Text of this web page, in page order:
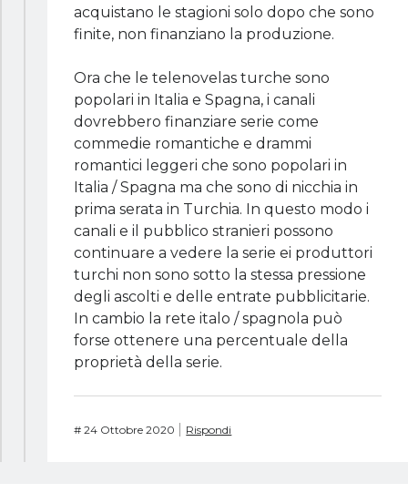
acquistano le stagioni solo dopo che sono
finite, non finanziano la produzione.
Ora che le telenovelas turche sono
popolari in Italia e Spagna, i canali
dovrebbero finanziare serie come
commedie romantiche e drammi
romantici leggeri che sono popolari in
Italia / Spagna ma che sono di nicchia in
prima serata in Turchia. In questo modo i
canali e il pubblico stranieri possono
continuare a vedere la serie ei produttori
turchi non sono sotto la stessa pressione
degli ascolti e delle entrate pubblicitarie.
In cambio la rete italo / spagnola può
forse ottenere una percentuale della
proprietà della serie.
#24 Ottobre 2020 Rispondi